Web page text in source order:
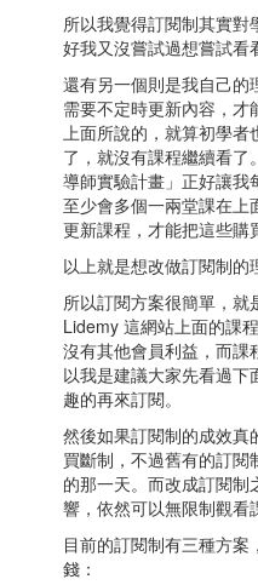
所以我覺得訂閱制其實對
好我又沒嘗試過想嘗試看
還有另一個則是我自己的
需要不定時更新內容，
上面所說的，就算初學
了，就沒有課程繼續看
導師實驗計畫」正好讓我
至少會多個一兩堂課在
更新課程，才能把這些購
以上就是想改做訂閱制的
所以訂閱方案很簡單，就
Lidemy 這網站上面的課
沒有其他會員利益，而
以我是建議大家先看過
趣的再來訂閱。
然後如果訂閱制的成效真
買斷制，不過舊有的訂
的那一天。而改成訂閱
響，依然可以無限制觀看
目前的訂閱制有三種方
錢：